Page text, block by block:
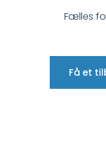
Fælles
Få et